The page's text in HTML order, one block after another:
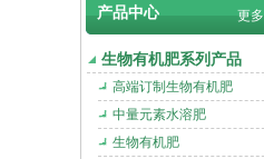
产品中心 更多
生物有机肥系列产品
高端订制生物有机肥
中量元素水溶肥
生物有机肥